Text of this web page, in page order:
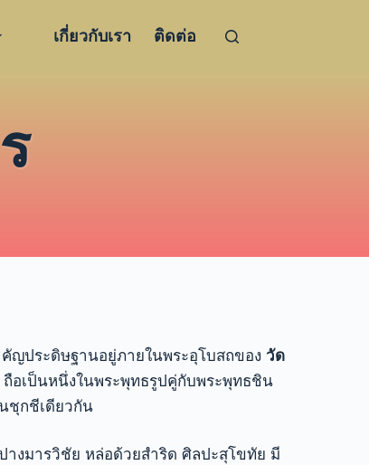
เกี่ยวกับเรา ติดต่อ
ญประดิษฐานอยู่ภายในพระอุโบสถของ วัด
อเป็นหนึ่งในพระพุทธรูปคู่กับพระพุทธชิน
ชุกชีเดียวกัน
างมารวิชัย หล่อด้วยสำริด ศิลปะสุโขทัย มี